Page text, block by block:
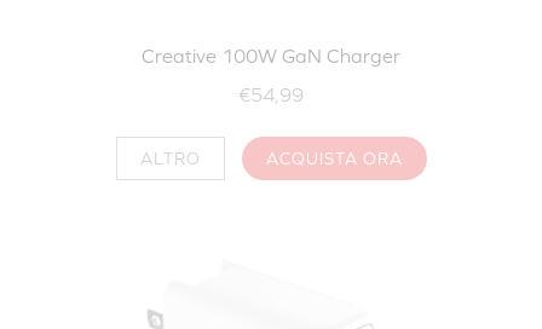
Creative 100W GaN Charger
€54,99
ALTRO ACQUISTA ORA